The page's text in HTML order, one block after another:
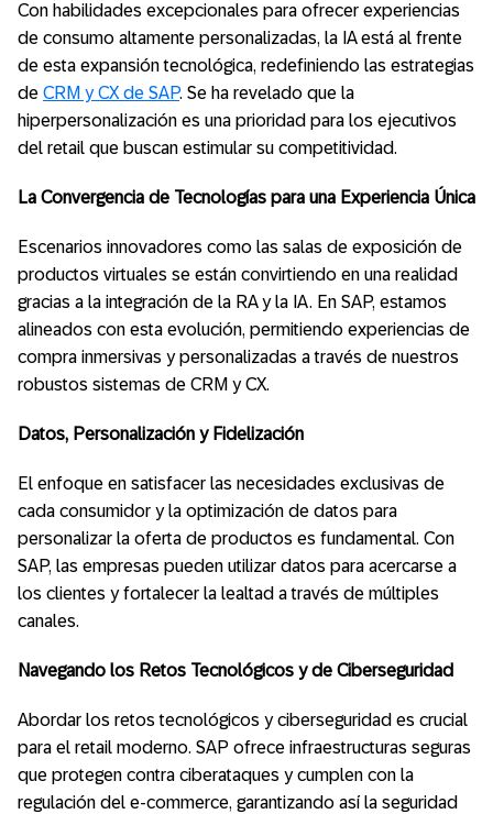
Con habilidades excepcionales para ofrecer experiencias
de consumo altamente personalizadas, la IA está al frente
de esta expansión tecnológica, redefiniendo las estrategias
de CRM y CX de SAP. Se ha revelado que la
hiperpersonalización es una prioridad para los ejecutivos
del retail que buscan estimular su competitividad.
La Convergencia de Tecnologías para una Experiencia Única
Escenarios innovadores como las salas de exposición de
productos virtuales se están convirtiendo en una realidad
gracias a la integración de la RA y la IA. En SAP, estamos
alineados con esta evolución, permitiendo experiencias de
compra inmersivas y personalizadas a través de nuestros
robustos sistemas de CRM y CX.
Datos, Personalización y Fidelización
El enfoque en satisfacer las necesidades exclusivas de
cada consumidor y la optimización de datos para
personalizar la oferta de productos es fundamental. Con
SAP, las empresas pueden utilizar datos para acercarse a
los clientes y fortalecer la lealtad a través de múltiples
canales.
Navegando los Retos Tecnológicos y de Ciberseguridad
Abordar los retos tecnológicos y ciberseguridad es crucial
para el retail moderno. SAP ofrece infraestructuras seguras
que protegen contra ciberataques y cumplen con la
regulación del e-commerce, garantizando así la seguridad